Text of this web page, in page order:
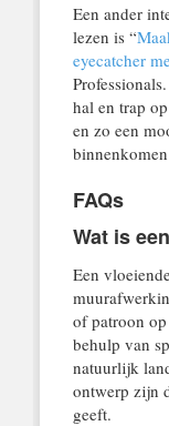
Een ander
lezen is “
eyecatcher
hal en trap
en zo een
FAQs
Wat is
Een
of patroon
behulp van
natuurlijk
ontwerp zijn
geeft.